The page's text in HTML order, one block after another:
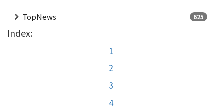
TopNews 625
Index:
1
2
3
4